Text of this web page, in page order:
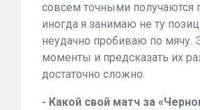
совсем точными получаются
иногда я занимаю не ту
неудачно пробиваю по мячу.
моменты и предсказать их
достаточно сложно.
- Какой свой матч за